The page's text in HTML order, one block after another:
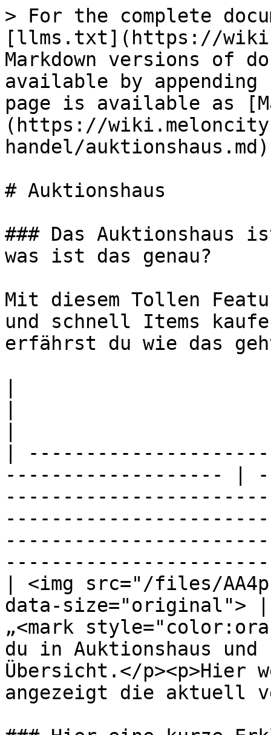
> For the complete
[llms.txt](https://
Markdown versions of
available by
page is available as
(https://
handel/
# Auktionshaus
### Das Auktionshaus
was ist das genau?
Mit diesem Tollen
und schnell Items
erfährst du wie das
|
------------------- |
| <img src="/files/
data-size="original"> |
„<mark
du in Auktionshaus
Übersicht.</p><p>Hier
angezeigt die aktuell